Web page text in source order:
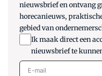
nieuwsbrief en ontvang
horecanieuws,
gebied van
Ik maak direct een
nieuwsbrief te
E-mail